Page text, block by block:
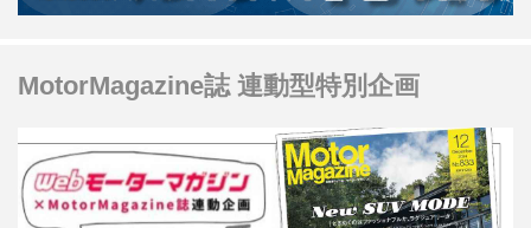
MotorMagazine誌 連動型特別企画